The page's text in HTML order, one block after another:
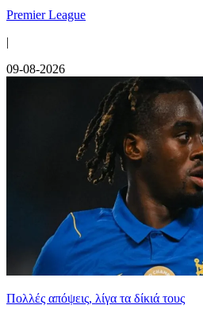
Premier League
|
09-08-2026
Πολλές απόψεις, λίγα τα δίκιά τους